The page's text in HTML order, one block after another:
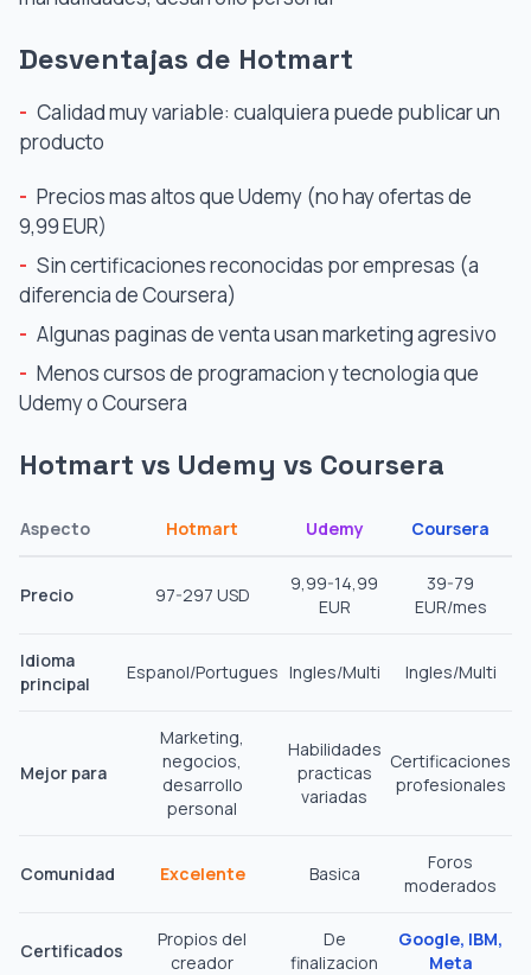
Desventajas de Hotmart
- Calidad muy variable: cualquiera puede publicar un
producto
- Precios mas altos que Udemy (no hay ofertas de
9,99 EUR)
- Sin certificaciones reconocidas por empresas (a
diferencia de Coursera)
- Algunas paginas de venta usan marketing agresivo
- Menos cursos de programacion y tecnologia que
Udemy o Coursera
Hotmart vs Udemy vs Coursera
Aspecto Hotmart Udemy Coursera
Precio 97-297 USD
9,99-14,99
EUR
39-79
EUR/mes
Idioma
principal
Espanol/Portugues Ingles/Multi Ingles/Multi
Mejor para
Marketing,
negocios,
desarrollo
personal
Habilidades
practicas
variadas
Certificaciones
profesionales
Comunidad Excelente Basica
Foros
moderados
Certificados
Propios del
creador
De
finalizacion
Google, IBM,
Meta